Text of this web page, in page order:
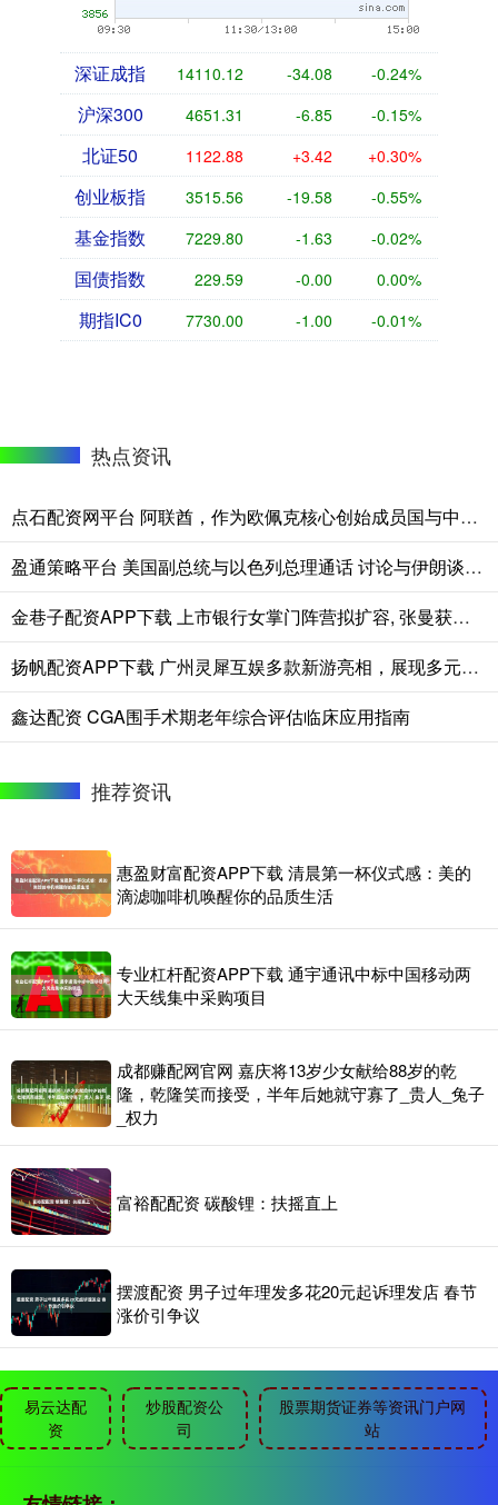
深证成指 14110.12 -34.08 -0.24%
沪深300 4651.31 -6.85 -0.15%
北证50 1122.88 +3.42 +0.30%
创业板指 3515.56 -19.58 -0.55%
基金指数 7229.80 -1.63 -0.02%
国债指数 229.59 -0.00 0.00%
期指IC0 7730.00 -1.00 -0.01%
热点资讯
点石配资网平台 阿联酋，作为欧佩克核心创始成员国与中坚力量，宣布退出这个石油卡特尔组
盈通策略平台 美国副总统与以色列总理通话 讨论与伊朗谈判等问题
金巷子配资APP下载 上市银行女掌门阵营拟扩容, 张曼获选为长沙银行董事长
扬帆配资APP下载 广州灵犀互娱多款新游亮相，展现多元化产品布局
鑫达配资 CGA围手术期老年综合评估临床应用指南
推荐资讯
惠盈财富配资APP下载 清晨第一杯仪式感：美的
滴滤咖啡机唤醒你的品质生活
专业杠杆配资APP下载 通宇通讯中标中国移动两
大天线集中采购项目
成都赚配网官网 嘉庆将13岁少女献给88岁的乾
隆，乾隆笑而接受，半年后她就守寡了_贵人_兔子
_权力
富裕配配资 碳酸锂：扶摇直上
摆渡配资 男子过年理发多花20元起诉理发店 春节
涨价引争议
易云达配
资
炒股配资公
司
股票期货证券等资讯门户网
站